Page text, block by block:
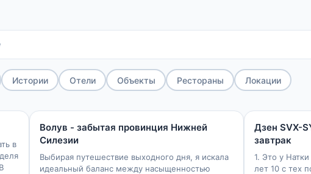
Истории Отели Объекты Рестораны Локации
в
Волув - забытая провинция Нижней
Силезии
Выбирая путешествие выходного дня, я искала
идеальный баланс между насыщенностью
Дзен SVX-
завтрак
1. Это у
лет 10 с тех